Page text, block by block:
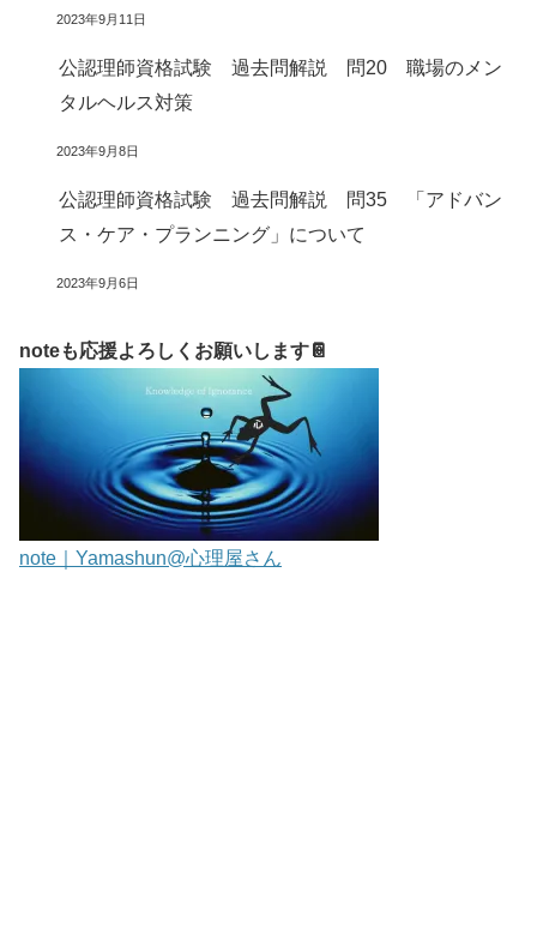
2023年9月11日
公認理師資格試験 過去問解説 問20 職場のメン
タルヘルス対策
2023年9月8日
公認理師資格試験 過去問解説 問35 「アドバン
ス・ケア・プランニング」について
2023年9月6日
noteも応援よろしくお願いします📔
note｜Yamashun@心理屋さん